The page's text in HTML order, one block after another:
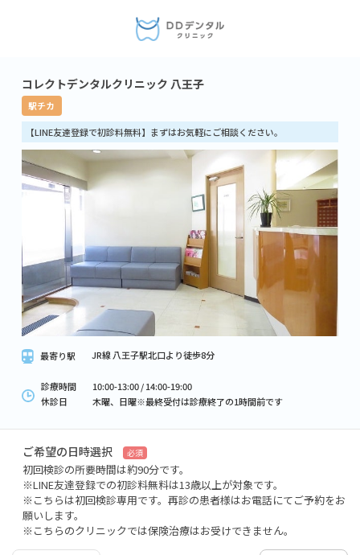
コレクトデンタルクリニック 八王子
駅チカ
【LINE友達登録で初診料無料】まずはお気軽にご相談ください。
最寄り駅 JR線 八王子駅北口より徒歩8分
診療時間
10:00-13:00 / 14:00-19:00
休診日
木曜、日曜※最終受付は診療終了の1時間前です
ご希望の日時選択 必須
初回検診の所要時間は約90分です。
※LINE友達登録での初診料無料は13歳以上が対象です。
※こちらは初回検診専用です。再診の患者様はお電話にてご予約をお
願いします。
※こちらのクリニックでは保険治療はお受けできません。